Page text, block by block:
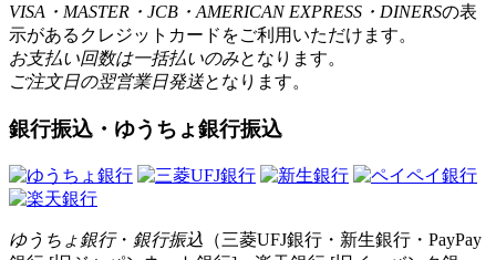
VISA・MASTER・JCB・AMERICAN EXPRESS・DINERSの表
示があるクレジットカードをご利用いただけます。
お支払い回数は一括払いのみとなります。
ご注文日の翌営業日発送となります。
銀行振込・ゆうちょ銀行振込
ゆうちょ銀行・ 銀行振込 （三菱UFJ銀行・新生銀行・PayPay